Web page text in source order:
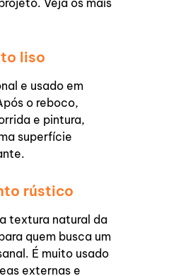
liso
e usado em
o reboco,
e pintura,
superfície
rústico
textura natural da
quem busca um
É muito usado
externas e